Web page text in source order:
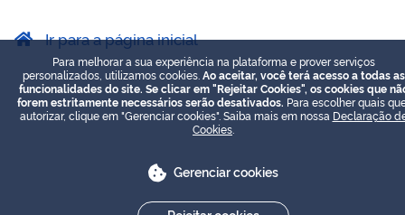
Ir para a página inicial
Para melhorar a sua experiência na plataforma e prover serviços
personalizados, utilizamos cookies. Ao aceitar, você terá acesso a todas as
funcionalidades do site. Se clicar em "Rejeitar Cookies", os cookies que
forem estritamente necessários serão desativados. Para escolher quais
autorizar, clique em "Gerenciar cookies". Saiba mais em nossa Declaração
Cookies
Gerenciar cookies